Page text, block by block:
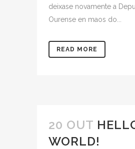
deixase novamente a
Ourense en maos do...
READ MORE
20 OUT
WORLD!